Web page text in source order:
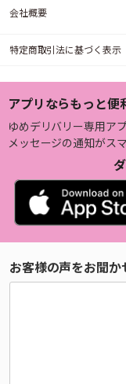
会社概要
特定商取引法に基づく表示
アプリならもっと便
ゆめデリバリー専用アプ
メッセージの通知がス
お客様の声をお聞か